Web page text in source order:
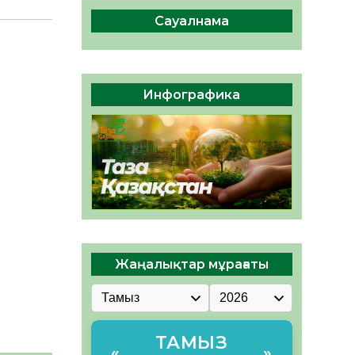
ЕЛ ДАМУЫНЫҢ НЕГІЗІ
ҚҰРЫЛТАЙ САЙЛАУЫ –
БОЛАШАҚҚА БАСТАР
ЖАУАПТЫ ТАҢДАУ
06.08.2026
65 0
Сауалнама
Инфографика
Жаңалықтар мұрағаты
ТАМЫЗ